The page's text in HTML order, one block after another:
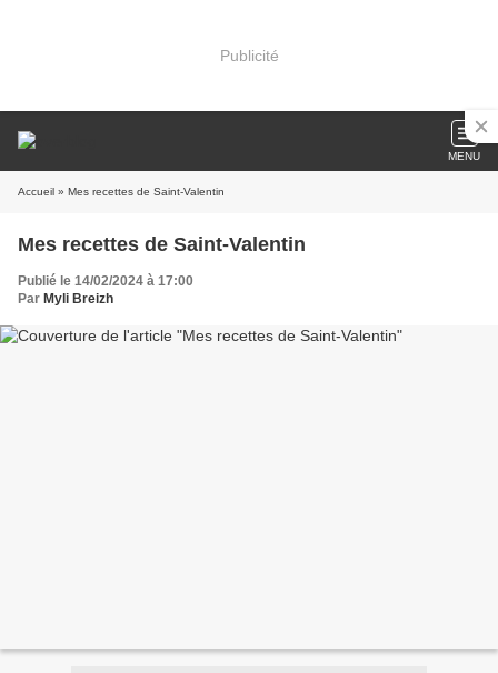
Publicité
MENU
Accueil » Mes recettes de Saint-Valentin
Mes recettes de Saint-Valentin
Publié le 14/02/2024 à 17:00
Par Myli Breizh